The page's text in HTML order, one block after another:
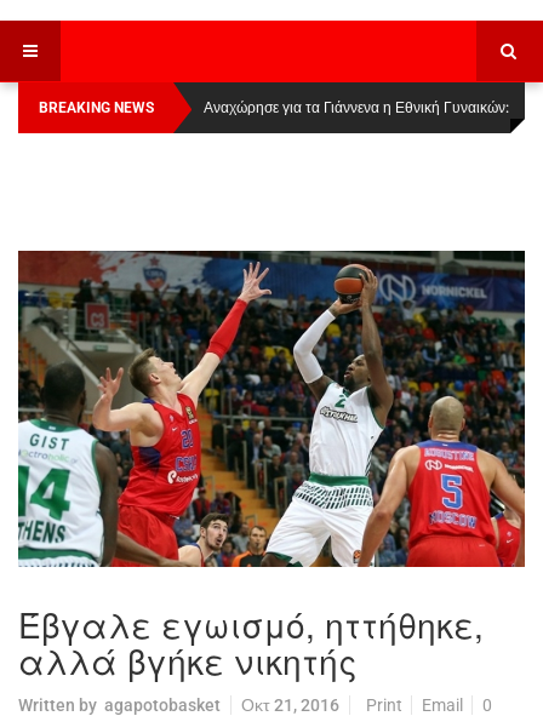
BREAKING NEWS
Οι Πάνθηρες Καβάλας στην Women Basketball
League 1
Αναχώρησε για τα Γιάννενα η Εθνική Γυναικών:
Έβγαλε εγωισμό, ηττήθηκε,
αλλά βγήκε νικητής
Written by agapotobasket Οκτ 21, 2016 Print Email
0